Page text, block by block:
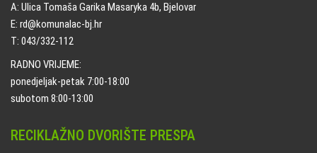
A: Ulica Tomaša Garika Masaryka 4b, Bjelovar
E: rd@komunalac-bj.hr
T: 043/332-112
RADNO VRIJEME:
ponedjeljak-petak 7:00-18:00
subotom 8:00-13:00
RECIKLAŽNO DVORIŠTE PRESPA